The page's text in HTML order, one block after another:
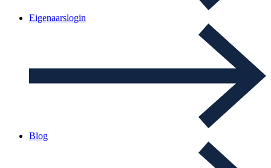
Eigenaarslogin
Blog